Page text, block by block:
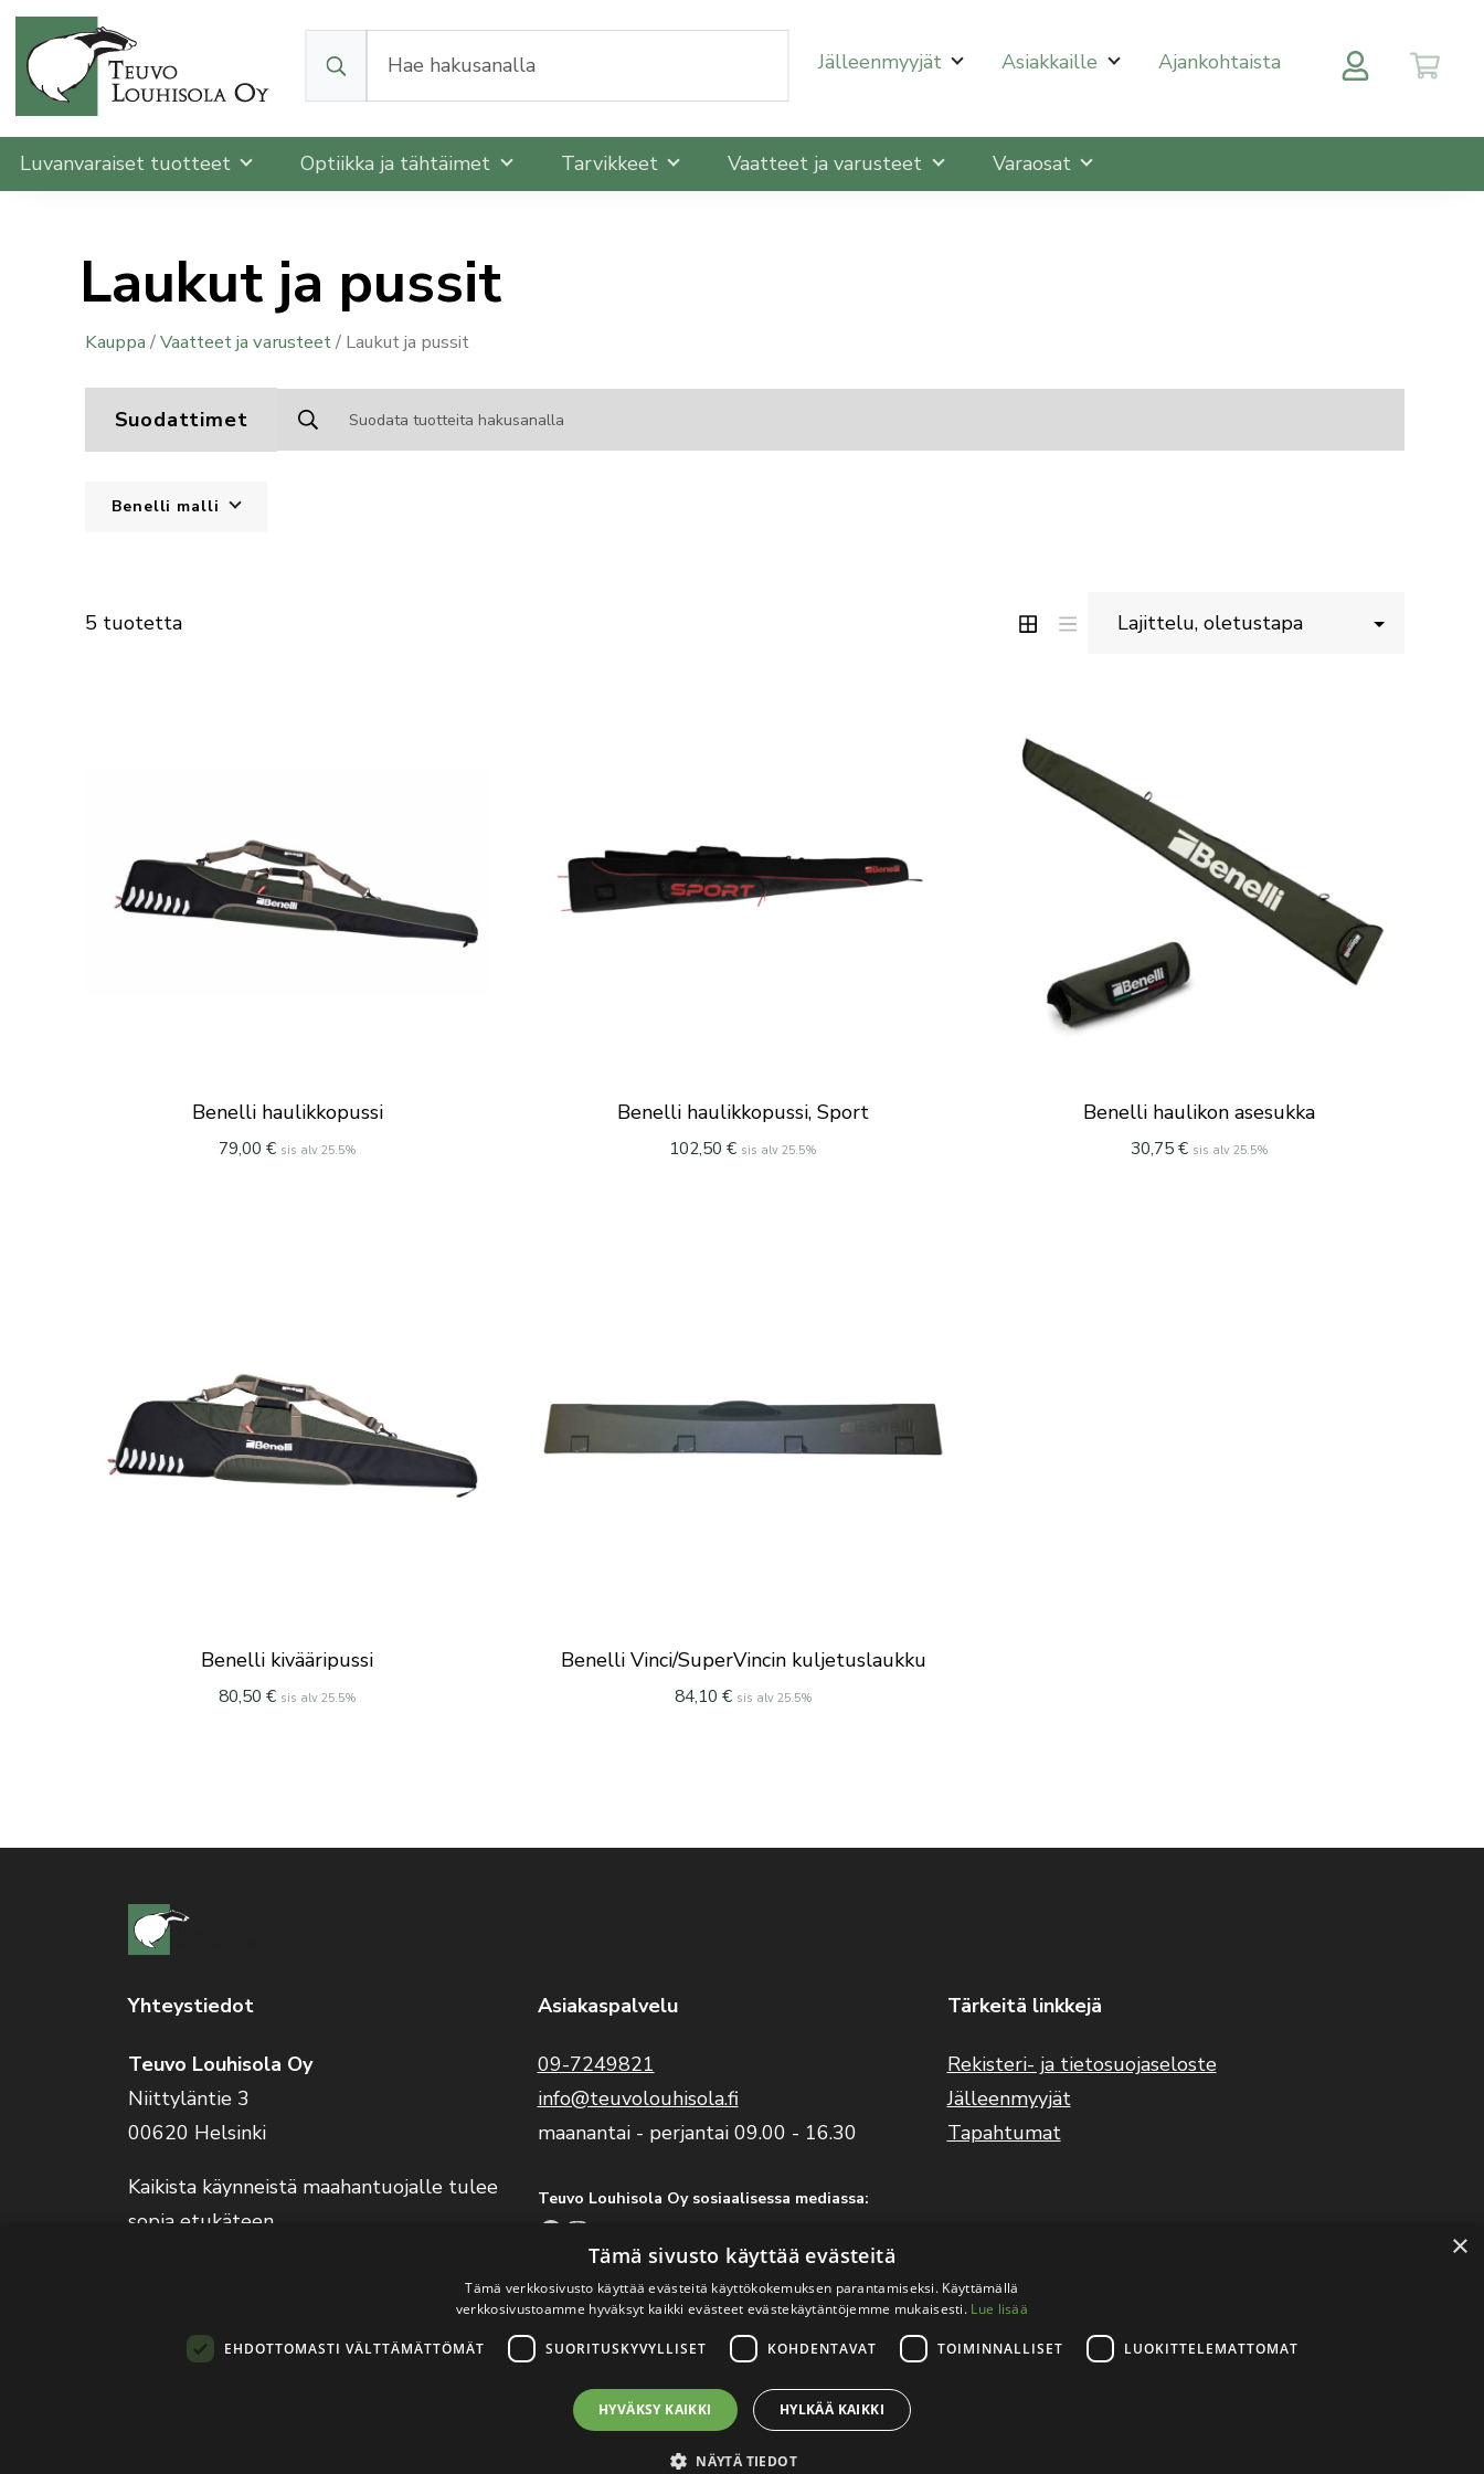
Kun tuloksia tulee, voit selata niitä nuolinäppäimillä ylös ja alas ja siirtyä halutulle sivulle enterin painalluksella.
Jälleenmyyjät Asiakkaille Ajankohtaista
Luvanvaraiset tuotteet Optiikka ja tähtäimet Tarvikkeet Vaatteet ja varusteet Varaosat
Laukut ja pussit
Kauppa /Vaatteet ja varusteet/ Laukut ja pussit
Suodattimet
Benelli malli
5 tuotetta
Benelli haulikkopussi
79,00 € sis alv 25.5%
Benelli haulikkopussi, Sport
102,50€ sis alv 25.5%
Benelli haulikon asesukka
30,75€ sis alv 25.5%
Benelli kivääripussi
80,50 € sis alv 25.5%
Benelli Vinci/SuperVincin kuljetuslaukku
84,10 € sis alv 25.5%
Yhteystiedot
Teuvo Louhisola Oy
Niittyläntie 3
00620 Helsinki
Kaikista käynneistä maahantuojalle tulee
sopia etukäteen.
Asiakaspalvelu
09-7249821
info@teuvolouhisola.fi
maanantai - perjantai 09.00 - 16.30
Teuvo Louhisola Oy sosiaalisessa mediassa:
Facebook Instagram
Benelli Suomi sosiaalisessa mediassa:
Facebook Instagram
Tärkeitä linkkejä
Rekisteri- ja tietosuojaseloste
Jälleenmyyjät
Tapahtumat
×
Tämä sivusto käyttää evästeitä
Tämä verkkosivusto käyttää evästeitä käyttökokemuksen parantamiseksi. Käyttämällä
verkkosivustoamme hyväksyt kaikki evästeet evästekäytäntöjemme mukaisesti. Lue lisää
EHDOTTOMASTI VÄLTTÄMÄTTÖMÄT SUORITUSKYVYLLISET KOHDENTAVAT TOIMINNALLISET LUOKITTELEMATTOMAT
HYVÄKSY KAIKKI HYLKÄÄ KAIKKI
NÄYTÄ TIEDOT